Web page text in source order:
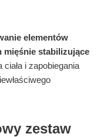
elementów
mięśnie stabilizujące
i zapobiegania
zestaw